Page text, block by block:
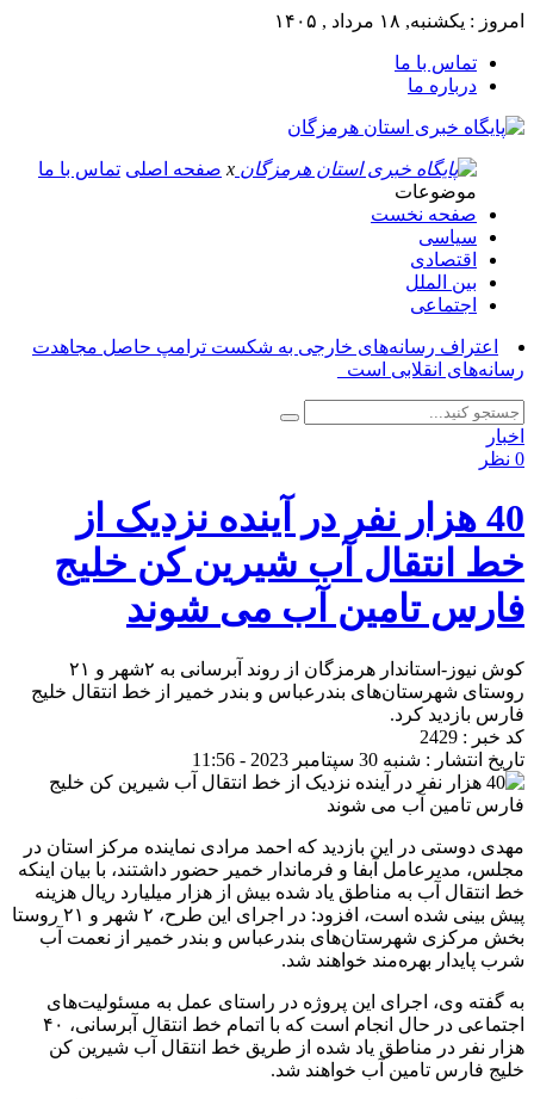
امروز : یکشنبه, ۱۸ مرداد , ۱۴۰۵
تماس با ما
درباره ما
x صفحه اصلی تماس با ما
موضوعات
صفحه نخست
سیاسی
اقتصادی
بین الملل
اجتماعی
اعتراف رسانه‌های خارجی به شکست ترامپ حاصل مجاهدت
رسانه‌های انقلابی است_
اخبار
0 نظر
40 هزار نفر در آینده نزدیک از
خط انتقال آب شیرین کن خلیج
فارس تامین آب می شوند
کوش نیوز-استاندار هرمزگان از روند آبرسانی به ۲شهر و ۲۱
روستای شهرستان‌های بندرعباس و بندر خمیر از خط انتقال خلیج
فارس بازدید کرد.
کد خبر : 2429
تاریخ انتشار : شنبه 30 سپتامبر 2023 - 11:56
مهدی دوستی در این بازدید که احمد مرادی نماینده مرکز استان در
مجلس، مدیرعامل آبفا و فرماندار خمیر حضور داشتند، با بیان اینکه
خط انتقال آب به مناطق یاد شده بیش از هزار میلیارد ریال هزینه
پیش بینی شده است، افزود: در اجرای این طرح، ۲ شهر و ۲۱ روستا
بخش مرکزی شهرستان‌های بندرعباس و بندر خمیر از نعمت آب
شرب پایدار بهره‌مند خواهند شد.
به گفته وی، اجرای این پروژه در راستای عمل به مسئولیت‌های
اجتماعی در حال انجام است که با اتمام خط انتقال آبرسانی، ۴۰
هزار نفر در مناطق یاد شده از طریق خط انتقال آب شیرین کن
خلیج فارس تامین آب خواهند شد.